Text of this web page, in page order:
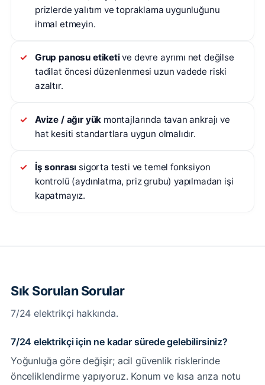
prizlerde yalıtım ve topraklama uygunluğunu
ihmal etmeyin.
Grup panosu etiketive devre ayrımı net değilse
tadilat öncesi düzenlenmesi uzun vadede riski
azaltır.
Avize / ağır yük montajlarında tavan ankrajı ve
hat kesiti standartlara uygun olmalıdır.
İş sonrası sigorta testi ve temel fonksiyon
kontrolü (aydınlatma, priz grubu) yapılmadan işi
kapatmayız.
Sık Sorulan Sorular
7/24 elektrikçi hakkında.
7/24 elektrikçi için ne kadar sürede gelebilirsiniz?
Yoğunluğa göre değişir; acil güvenlik risklerinde
önceliklendirme yapıyoruz. Konum ve kısa arıza notu